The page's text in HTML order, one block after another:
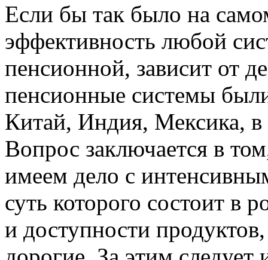
Если бы так было на
эффективность любой
пенсионной, зависит от
пенсионные системы
Китай, Индия, Мексика, в
Вопрос заключается в
имеем дело с
суть которого состоит в
и доступности